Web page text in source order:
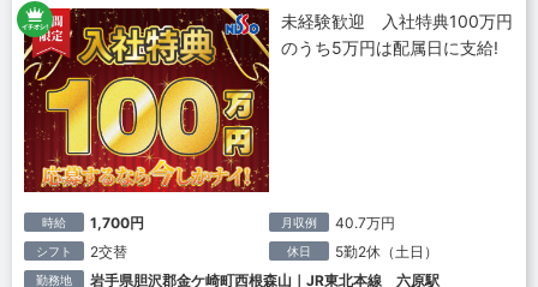
未経験歓迎 入社特典100万円
のうち5万円は配属日に支給!
時給 1,700円 月収例 40.7万円
シフト 2交替 休日 5勤2休（土日）
勤務地 岩手県胆沢郡金ケ崎町西根森山｜JR東北本線 六原駅